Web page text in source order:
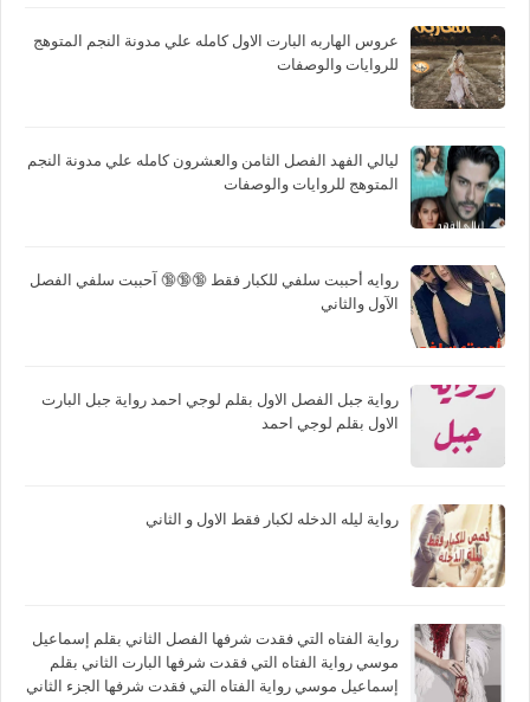
عروس الهاربه البارت الاول كامله علي مدونة النجم المتوهج
للروايات والوصفات
ليالي الفهد الفصل الثامن والعشرون كامله علي مدونة النجم
المتوهج للروايات والوصفات
روايه أحببت سلفي للكبار فقط 🔞🔞🔞 آحببت سلفي الفصل
الآول والثاني
رواية جبل الفصل الاول بقلم لوجي احمد رواية جبل البارت
الاول بقلم لوجي احمد
رواية ليله الدخله لكبار فقط الاول و الثاني
رواية الفتاه التي فقدت شرفها الفصل الثاني بقلم إسماعيل
موسي رواية الفتاه التي فقدت شرفها البارت الثاني بقلم
إسماعيل موسي رواية الفتاه التي فقدت شرفها الجزء الثاني